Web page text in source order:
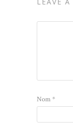
Nom*